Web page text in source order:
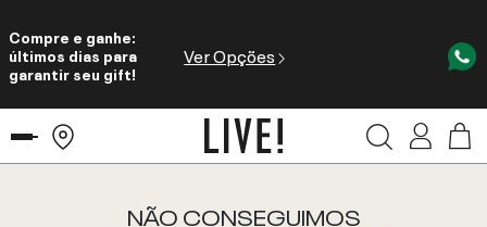
Compre e ganhe:
últimos dias para
garantir seu gift!
Ver Opções
NÃO CONSEGUIMOS